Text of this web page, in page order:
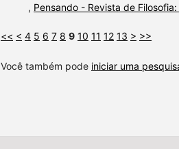
, Pensando - Revista de
<< < 4 5 6 7 8 9 10 11 12 13 > >>
Você também pode iniciar uma